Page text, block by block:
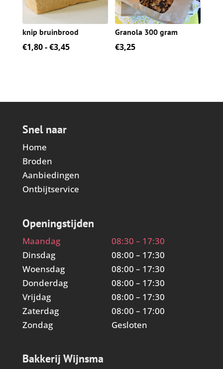
knip bruinbrood
€1,80-€3,45Prijsklasse:
Granola 300 gram
€3,25
Snel naar
Home
Broden
Aanbiedingen
Ontbijtservice
Openingstijden
Maandag
08:30 – 17:30
Dinsdag
08:00 – 17:30
Woensdag
08:00 – 17:30
Donderdag
08:00 – 17:30
Vrijdag
08:00 – 17:30
Zaterdag
08:00 – 17:00
Zondag
Gesloten
Bakkerij Wijnsma